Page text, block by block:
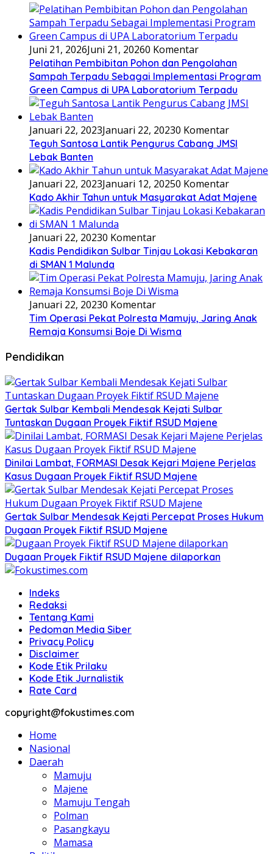
Juni 21, 2026Juni 21, 20260 Komentar
Pelatihan Pembibitan Pohon dan Pengolahan
Sampah Terpadu Sebagai Implementasi Program
Green Campus di UPA Laboratorium Terpadu
Januari 22, 2023Januari 22, 20230 Komentar
Teguh Santosa Lantik Pengurus Cabang JMSI
Lebak Banten
Januari 22, 2023Januari 12, 20250 Komentar
Kado Akhir Tahun untuk Masyarakat Adat Majene
Januari 22, 20230 Komentar
Kadis Pendidikan Sulbar Tinjau Lokasi Kebakaran
di SMAN 1 Malunda
Januari 22, 20230 Komentar
Tim Operasi Pekat Polresta Mamuju, Jaring Anak
Remaja Konsumsi Boje Di Wisma
Pendidikan
Gertak Sulbar Kembali Mendesak Kejati Sulbar
Tuntaskan Dugaan Proyek Fiktif RSUD Majene
Dinilai Lambat, FORMASI Desak Kejari Majene Perjelas
Kasus Dugaan Proyek Fiktif RSUD Majene
Gertak Sulbar Mendesak Kejati Percepat Proses Hukum
Dugaan Proyek Fiktif RSUD Majene
Dugaan Proyek Fiktif RSUD Majene dilaporkan
Indeks
Redaksi
Tentang Kami
Pedoman Media Siber
Privacy Policy
Disclaimer
Kode Etik Prilaku
Kode Etik Jurnalistik
Rate Card
copyright@fokustimes.com
Home
Nasional
Daerah
Mamuju
Majene
Mamuju Tengah
Polman
Pasangkayu
Mamasa